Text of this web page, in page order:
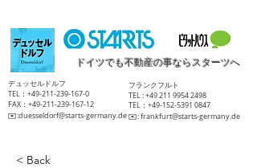
ドイツでも不動産の事ならスターツへ
​デュッセルドルフ
TEL：+49-211-239-167-0
FAX：+49-211-239-167-12
​✉️:duesseldorf@starts-germany.de
​フランクフルト
TEL :+49 211 9954 2498
TEL：+49-152-5391 0847
​✉️:frankfurt@starts-germany.de
< Back